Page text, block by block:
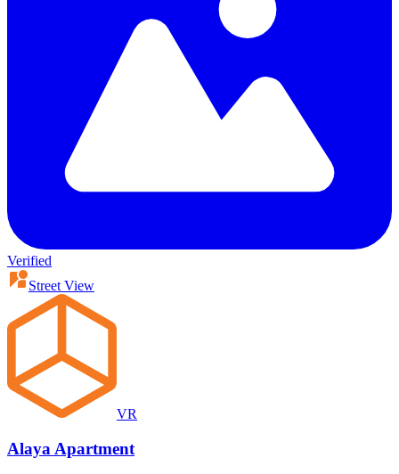
Verified
Street View
VR
Alaya Apartment